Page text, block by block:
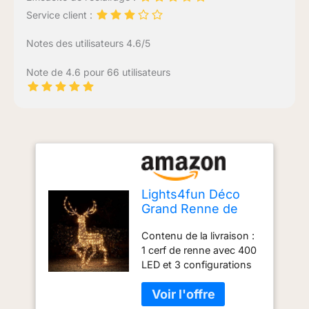
Service client :
Notes des utilisateurs 4.6/5
Note de 4.6 pour 66 utilisateurs
Lights4fun Déco
Grand Renne de
de 2 m avec 400
LED Statique
Couleur
Changeante
Lumières pour
Contenu de la livraison :
1 cerf de renne avec 400
LED et 3 configurations
chaud, mélange)